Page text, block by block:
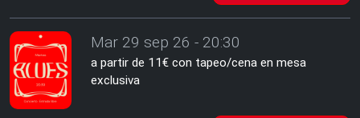
Mar 29 sep 26 - 20:30
a partir de 11€ con tapeo/cena en mesa
exclusiva